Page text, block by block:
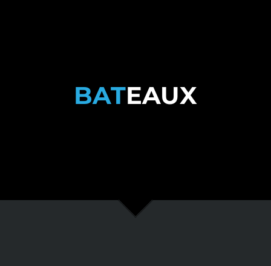
BATEAUX